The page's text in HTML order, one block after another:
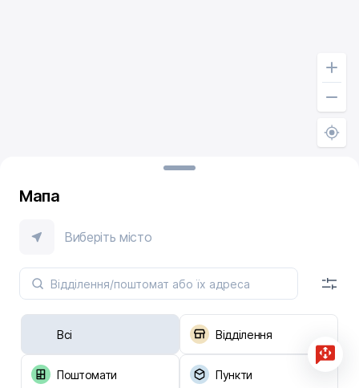
Мапа
Виберіть місто
Всі Відділення
Поштомати Пункти